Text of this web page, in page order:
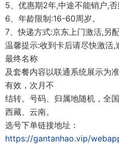
5、优惠期2年,中途不能销户,否
6、年龄限制:16-60周岁。
7、快递方式:京东上门激活,另
温馨提示:收到卡后请尽快激活
最终名称
及套餐内容以联通系统展示为
有效，次月不
结转。号码、归属地随机，全
西藏、云南。
选号下单链接地址：
https://gantanhao.vip/